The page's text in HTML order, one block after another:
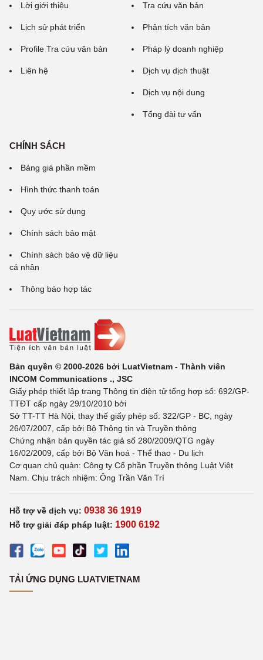
Lời giới thiệu
Lịch sử phát triển
Profile Tra cứu văn bản
Liên hệ
Tra cứu văn bản
Phân tích văn bản
Pháp lý doanh nghiệp
Dịch vụ dịch thuật
Dịch vụ nội dung
Tổng đài tư vấn
CHÍNH SÁCH
Bảng giá phần mềm
Hình thức thanh toán
Quy ước sử dụng
Chính sách bảo mật
Chính sách bảo vệ dữ liệu
cá nhân
Thông báo hợp tác
Bản quyền © 2000-2026 bởi LuatVietnam - Thành viên
INCOM Communications ., JSC
Giấy phép thiết lập trang Thông tin điện tử tổng hợp số: 692/GP-
TTĐT cấp ngày 29/10/2010 bởi
Sở TT-TT Hà Nội, thay thế giấy phép số: 322/GP - BC, ngày
26/07/2007, cấp bởi Bộ Thông tin và Truyền thông
Chứng nhận bản quyền tác giả số 280/2009/QTG ngày
16/02/2009, cấp bởi Bộ Văn hoá - Thể thao - Du lịch
Cơ quan chủ quản: Công ty Cổ phần Truyền thông Luật Việt
Nam. Chịu trách nhiệm: Ông Trần Văn Trí
Hỗ trợ về dịch vụ: 0938 36 1919
Hỗ trợ giải đáp pháp luật: 1900 6192
TẢI ỨNG DỤNG LUATVIETNAM